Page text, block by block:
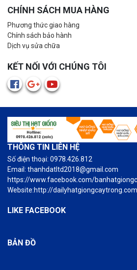
CHÍNH SÁCH MUA HÀNG
Phương thức giao hàng
Chính sách bảo hành
Dịch vụ sửa chữa
KẾT NỐI VỚI CHÚNG TÔI
THÔNG TIN LIÊN HỆ
Số điện thoại: 0978.426.812
Email: thanhdatltd2018@gmail.com
https://www.facebook.com/
Website:http://
LIKE FACEBOOK
BẢN ĐỒ